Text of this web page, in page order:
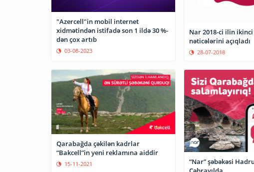
"Azercell"in mobil internet
xidmətindən istifadə son 1 ildə 30 %-
dən çox artıb
03-08-2023
Nar 2018-ci ilin
nəticələrini açıqladı
28-07-2018
Qarabağda çəkilən kadrlar
“Bakcell”in yeni reklamına aiddir
15-11-2021
“Nar” şəbəkəsi